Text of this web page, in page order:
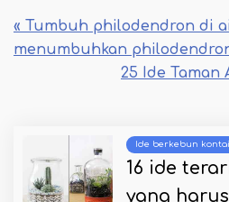
« Tumbuh philodendron di
menumbuhkan
25 Ide Taman
Ide berkebun
16 ide
yang